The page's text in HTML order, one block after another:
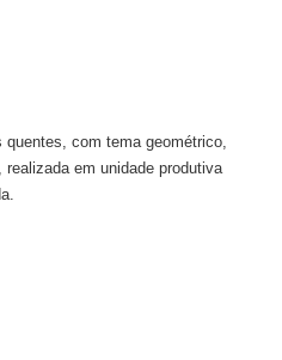
quentes, com tema geométrico,
em unidade produtiva